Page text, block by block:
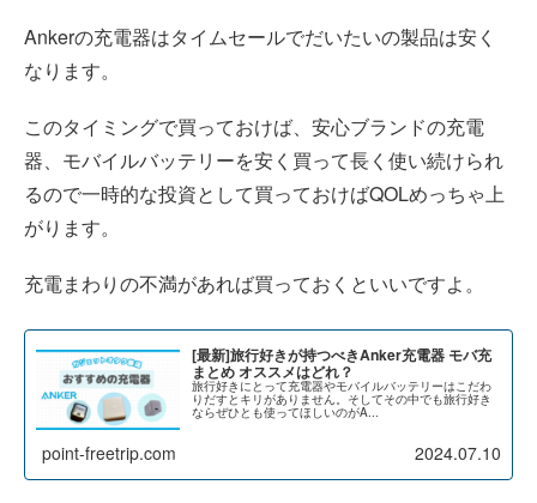
Ankerの充電器はタイムセールでだいたいの製品は安く
なります。
このタイミングで買っておけば、安心ブランドの充電
器、モバイルバッテリーを安く買って長く使い続けられ
るので一時的な投資として買っておけばQOLめっちゃ上
がります。
充電まわりの不満があれば買っておくといいですよ。
[最新]旅行好きが持つべきAnker充電器 モバ充
まとめ オススメはどれ？
旅行好きにとって充電器やモバイルバッテリーはこだわ
りだすとキリがありません。そしてその中でも旅行好き
ならぜひとも使ってほしいのがA...
point-freetrip.com 2024.07.10